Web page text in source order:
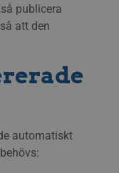
publicera
att den
automatiskt